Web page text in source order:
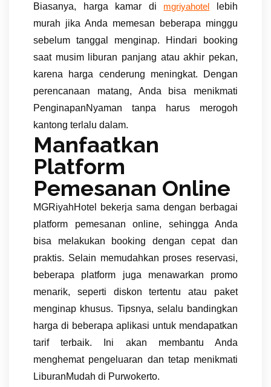
Biasanya, harga kamar di mgriyahotel
lebih
murah jika Anda memesan beberapa minggu
sebelum tanggal menginap. Hindari booking
saat musim liburan panjang atau akhir pekan,
karena harga cenderung meningkat. Dengan
perencanaan matang, Anda bisa menikmati
PenginapanNyaman tanpa harus merogoh
kantong terlalu dalam.
Manfaatkan
Platform
Pemesanan Online
MGRiyahHotel bekerja sama dengan berbagai
platform pemesanan online, sehingga Anda
bisa melakukan booking dengan cepat dan
praktis. Selain memudahkan proses reservasi,
beberapa platform juga menawarkan promo
menarik, seperti diskon tertentu atau paket
menginap khusus. Tipsnya, selalu bandingkan
harga di beberapa aplikasi untuk mendapatkan
tarif terbaik. Ini akan membantu Anda
menghemat pengeluaran dan tetap menikmati
LiburanMudah di Purwokerto.